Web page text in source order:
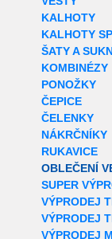
KALHOTY
KALHOTY
ŠATY A
KOMBINÉZY
PONOŽKY
ČEPICE
ČELENKY
NÁKRČNÍKY
RUKAVICE
OBLEČENÍ
SUPER
VÝPRODEJ
VÝPRODEJ
VÝPRODEJ